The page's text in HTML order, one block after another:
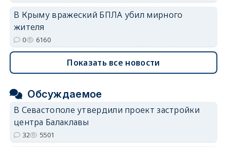
В Крыму вражеский БПЛА убил мирного
жителя
0 6160
Показать все новости
Обсуждаемое
В Севастополе утвердили проект застройки
центра Балаклавы
32 5501